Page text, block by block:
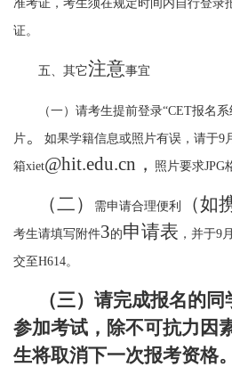
准考证，考生须在规定时间内自行登录
证。
五、其它注意事宜
（一）请考生提前登录“CET报名系
片。 如果学籍信息或照片有误，请于9
箱xiet@hit.edu.cn ， 照片要求JPG
（二）
需申请合理便利 （如
考生请填写附件3的申请表 ，并于9月
交至H614。
（三）请完成报名的同
参加考试， 除不可抗力因
生将取消下一次报考资格。